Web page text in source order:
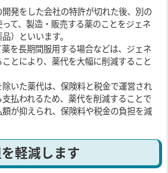
発をした会社の特許が切れた後、別の
て、製造・販売する薬のことをジェネ
）といいます。
を長期間服用する場合などは、ジェネ
とにより、薬代を大幅に削減すること
いた薬代は、保険料と税金で運営され
払われるため、薬代を削減することで
が抑えられ、保険料や税金の負担を減
軽減します